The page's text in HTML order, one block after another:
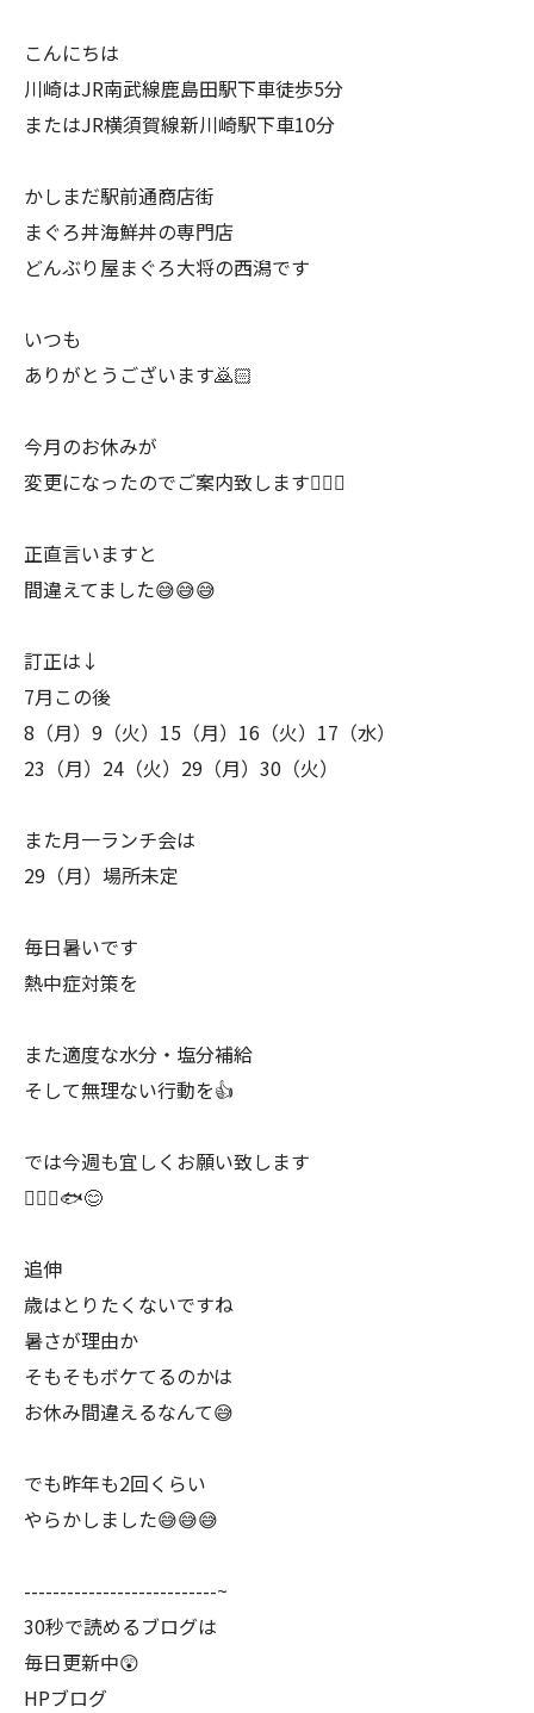
こんにちは
川崎はJR南武線鹿島田駅下車徒歩5分
またはJR横須賀線新川崎駅下車10分
かしまだ駅前通商店街
まぐろ丼海鮮丼の専門店
どんぶり屋まぐろ大将の西潟です
いつも
ありがとうございます🙇🏻
今月のお休みが
変更になったのでご案内致します🙇🏻‍♂️
正直言いますと
間違えてました😅😅😅
訂正は↓
7月この後
8（月）9（火）15（月）16（火）17（水）
23（月）24（火）29（月）30（火）
また月一ランチ会は
29（月）場所未定
毎日暑いです
熱中症対策を
また適度な水分・塩分補給
そして無理ない行動を👍
では今週も宜しくお願い致します
🙇🏻‍♂️🐟😊
追伸
歳はとりたくないですね
暑さが理由か
そもそもボケてるのかは
お休み間違えるなんて😅
でも昨年も2回くらい
やらかしました😅😅😅
---------------------------~
30秒で読めるブログは
毎日更新中😲
HPブログ